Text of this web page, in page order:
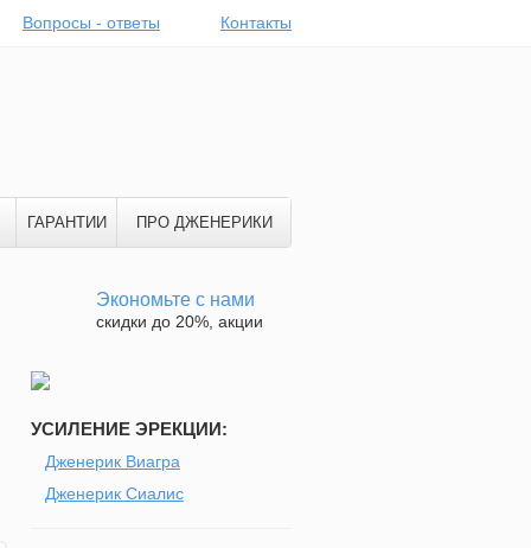
Вопросы - ответы Контакты
ГАРАНТИИ ПРО ДЖЕНЕРИКИ
Экономьте с нами
скидки до 20%, акции
УСИЛЕНИЕ ЭРЕКЦИИ:
Дженерик Виагра
Дженерик Сиалис